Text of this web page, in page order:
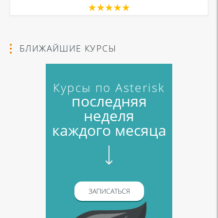
БЛИЖАЙШИЕ КУРСЫ
Курсы по Asterisk
последняя
неделя
каждого месяца
ЗАПИСАТЬСЯ